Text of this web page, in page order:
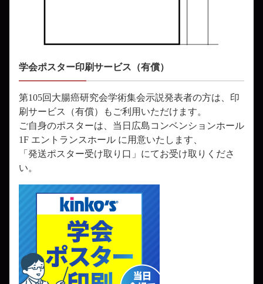
学会ポスター印刷サービス（有償）
第105回大腸癌研究会学術集会示説発表者の方は、印
刷サービス（有償）もご利用いただけます。
ご自身のポスターは、当日広島コンベンションホール
1F エントランスホール に用意いたします、
「発送ポスター受け取り口」にてお受け取りくださ
い。